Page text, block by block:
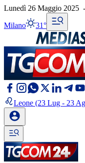
Lunedì 26 Maggio 2025 -
Milano 31°
Leone (23 Lug - 23